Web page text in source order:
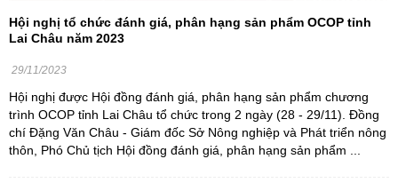
Hội nghị tổ chức đánh giá, phân hạng sản phẩm OCOP tỉnh
Lai Châu năm 2023
29/11/2023
Hội nghị được Hội đồng đánh giá, phân hạng sản phẩm chương
trình OCOP tỉnh Lai Châu tổ chức trong 2 ngày (28 - 29/11). Đồng
chí Đặng Văn Châu - Giám đốc Sở Nông nghiệp và Phát triển nông
thôn, Phó Chủ tịch Hội đồng đánh giá, phân hạng sản phẩm ...